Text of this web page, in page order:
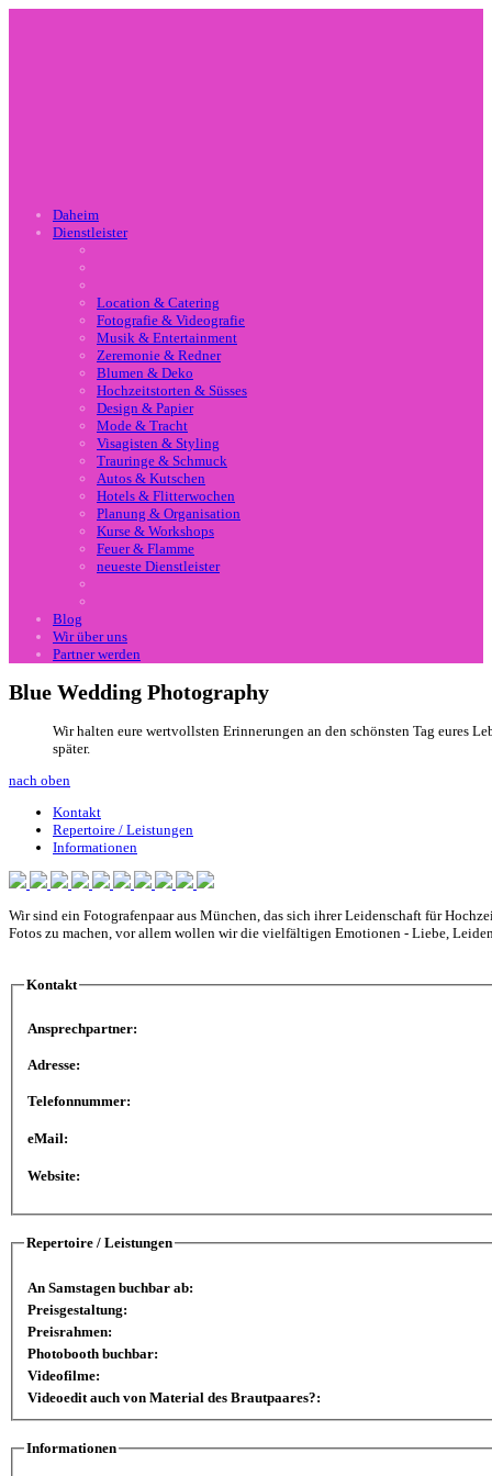
Daheim
Dienstleister
Location & Catering
Fotografie & Videografie
Musik & Entertainment
Zeremonie & Redner
Blumen & Deko
Hochzeitstorten & Süsses
Design & Papier
Mode & Tracht
Visagisten & Styling
Trauringe & Schmuck
Autos & Kutschen
Hotels & Flitterwochen
Planung & Organisation
Kurse & Workshops
Feuer & Flamme
neueste Dienstleister
Blog
Wir über uns
Partner werden
Blue Wedding Photography
Wir halten eure wertvollsten Erinnerungen an den schönsten Tag eures
später.
nach oben
Kontakt
Repertoire / Leistungen
Informationen
Wir sind ein Fotografenpaar aus München, das sich ihrer Leidenschaft für
Fotos zu machen, vor allem wollen wir die vielfältigen Emotionen - Liebe,
Kontakt
Ansprechpartner:
Adresse:
Telefonnummer:
eMail:
Website:
Repertoire / Leistungen
An Samstagen buchbar ab:
Preisgestaltung:
Preisrahmen:
Photobooth buchbar:
Videofilme:
Videoedit auch von Material des Brautpaares?:
Informationen